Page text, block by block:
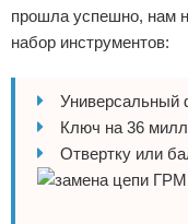
прошла успешно, нам
набор инструментов:
Универсальный
Ключ на 36
Отвертку или